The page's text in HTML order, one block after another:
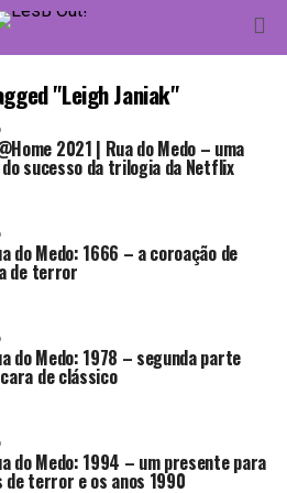
"Leigh Janiak"
2021 | Rua do Medo – uma
sucesso da trilogia da Netflix
do Medo: 1666 – a coroação de
de terror
do Medo: 1978 – segunda parte
de clássico
do Medo: 1994 – um presente para
de terror e os anos 1990